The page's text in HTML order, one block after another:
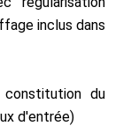
inclus dans
du
d'entrée)